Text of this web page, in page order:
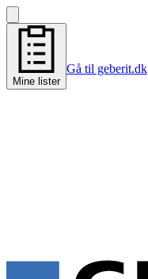
Mine lister
Gå til geberit.dk